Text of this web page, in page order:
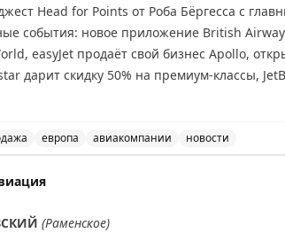
Head for Points от Роба Бёргесса с
события: новое приложение British
easyJet продаёт свой бизнес Apollo,
дарит скидку 50% на премиум-классы,
полной информации о лучших
европа авиакомпании новости
(Раменское)